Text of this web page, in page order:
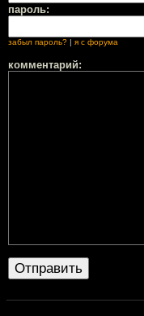
пароль:
забыл пароль? | я с форума
комментарий: